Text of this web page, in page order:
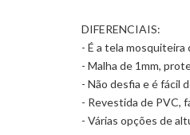
DIFERENCIAIS:
- É a tela mosquiteira
- Malha de 1mm,
- Não desfia e é fácil
- Revestida de PVC,
- Várias opções de